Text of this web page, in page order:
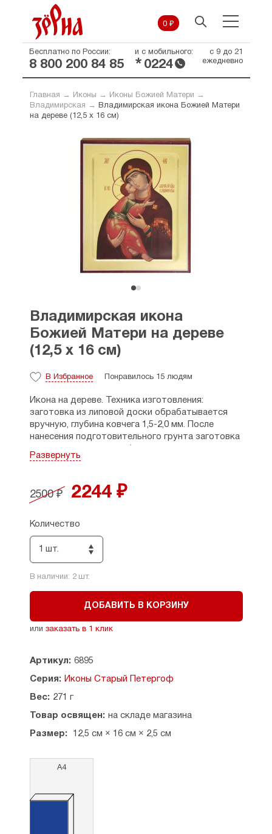
0 ₽
Бесплатно по России:
8 800 200 84 85
и с мобильного:
* 0224
с 9 до 21
ежедневно
Главная → Иконы → Иконы Божией Матери →
Владимирская →
Владимирская икона Божией Матери
на дереве (12,5 х 16 см)
Владимирская икона
Божией Матери на дереве
(12,5 х 16 см)
В Избранное Понравилось 15 людям
Икона на дереве. Техника изготовления:
заготовка из липовой доски обрабатывается
вручную, глубина ковчега 1,5-2,0 мм. После
нанесения подготовительного грунта заготовка
золота). Изображение иконы наносится
краской и защищается лаковым покрытием.
Размеры: 12,5 х 16 см, толщина - 2,5 см.
Страна производитель: Россия.
Развернуть
2500 ₽ 2244 ₽
Количество
1 шт.
В наличии: 2шт.
ДОБАВИТЬ В КОРЗИНУ
или заказать в 1 клик
Артикул: 6895
Серия: Иконы Старый Петергоф
Вес: 271 г
Товар освящен: на складе магазина
Размер: 12,5 см × 16 см × 2,5 см
А4